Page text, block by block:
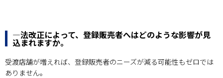
―法改正によって、登録販売者へはどのような影響が見
込まれますか。
受渡店舗が増えれば、登録販売者のニーズが減る可能性もゼロでは
ありません。